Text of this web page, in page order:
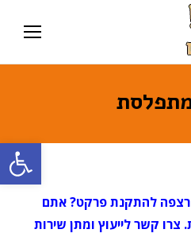
פתח
רצפה להתקנת פרקט? אתם
קשר לייעוץ ומתן שירות